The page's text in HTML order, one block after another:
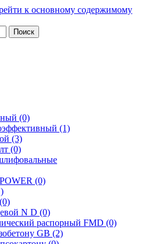
к основному содержимому
Поиск
(0)
(1)
(3)
(0)
(0)
(0)
N D (0)
распорный FMD (0)
GB (2)